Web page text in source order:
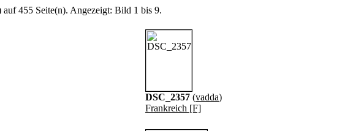
455 Seite(n). Angezeigt: Bild 1 bis 9.
DSC_2357 (vadda)
Frankreich [F]